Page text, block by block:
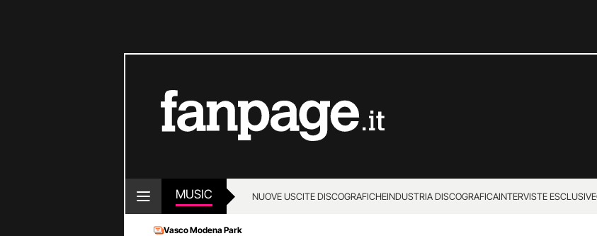
MUSIC NUOVE USCITE DISCOGRAFICHEINDUSTRIA DISCOGRAFICAINTERVISTE ESCLUSIVE
Vasco Modena Park